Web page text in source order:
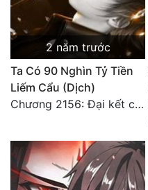
2 năm trước
Ta Có 90 Nghìn Tỷ Tiền
Liếm Cẩu (Dịch)
Chương 2156: Đại kết cục!!!